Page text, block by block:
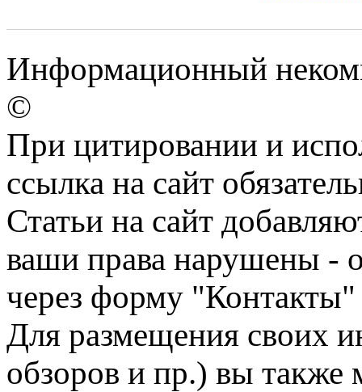
Информационный
©
При цитировании и
ссылка на сайт
Статьи на сайт
ваши права нарушены -
через форму "Контакты"
Для размещения своих
обзоров и пр.) вы также